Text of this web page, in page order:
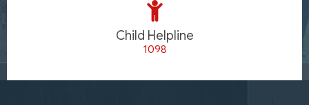
Child Helpline
1098